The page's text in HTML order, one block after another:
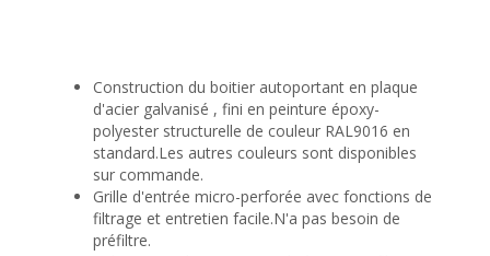
Construction du boitier autoportant en plaque
d'acier galvanisé , fini en peinture époxy-
polyester structurelle de couleur RAL9016 en
standard.Les autres couleurs sont disponibles
sur commande.
Grille d'entrée micro-perforée avec fonctions de
filtrage et entretien facile.N'a pas besoin de
préfiltre.